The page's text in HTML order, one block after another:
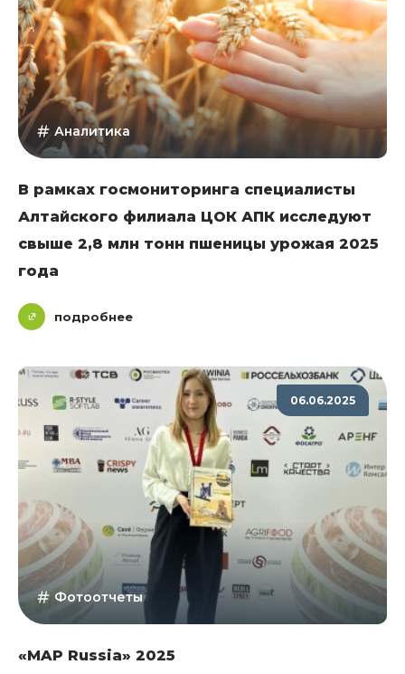
Аналитика
В рамках госмониторинга специалисты
Алтайского филиала ЦОК АПК исследуют
свыше 2,8 млн тонн пшеницы урожая 2025
года
подробнее
06.06.2025
Фотоотчеты
«MAP Russia» 2025